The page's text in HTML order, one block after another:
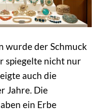
wurde der Schmuck
spiegelte nicht nur
auch die
Jahre. Die
ein Erbe